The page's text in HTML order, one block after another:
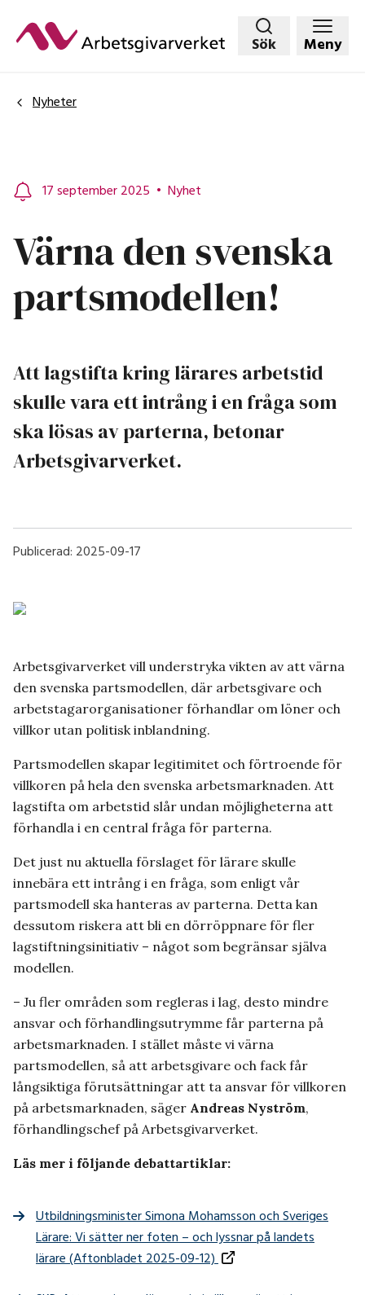
Sök Meny
Nyheter
17 september 2025 • Nyhet
Värna den svenska
partsmodellen!
Att lagstifta kring lärares arbetstid
skulle vara ett intrång i en fråga som
ska lösas av parterna, betonar
Arbetsgivarverket.
Publicerad: 2025-09-17
Arbetsgivarverket vill understryka vikten av att värna
den svenska partsmodellen, där arbetsgivare och
arbetstagarorganisationer förhandlar om löner och
villkor utan politisk inblandning.
Partsmodellen skapar legitimitet och förtroende för
villkoren på hela den svenska arbetsmarknaden. Att
lagstifta om arbetstid slår undan möjligheterna att
förhandla i en central fråga för parterna.
Det just nu aktuella förslaget för lärare skulle
innebära ett intrång i en fråga, som enligt vår
partsmodell ska hanteras av parterna. Detta kan
dessutom riskera att bli en dörröppnare för fler
lagstiftningsinitiativ – något som begränsar själva
modellen.
– Ju fler områden som regleras i lag, desto mindre
ansvar och förhandlingsutrymme får parterna på
arbetsmarknaden. I stället måste vi värna
partsmodellen, så att arbetsgivare och fack får
långsiktiga förutsättningar att ta ansvar för villkoren
på arbetsmarknaden, säger Andreas Nyström,
förhandlingschef på Arbetsgivarverket.
Läs mer i följande debattartiklar:
Utbildningsminister Simona Mohamsson och Sveriges
Lärare: Vi sätter ner foten – och lyssnar på landets
lärare (Aftonbladet 2025-09-12)Öppnas i ny flik